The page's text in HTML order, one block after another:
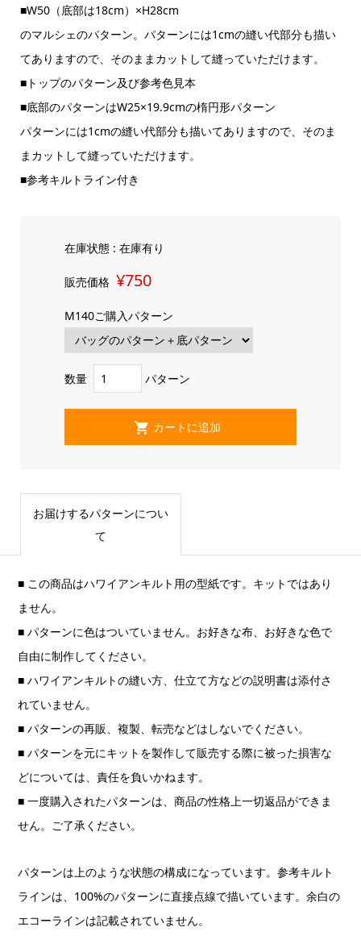
■W50（底部は18cm）×H28cm
のマルシェのパターン。パターンには1cmの縫い代部分も描い
てありますので、そのままカットして縫っていただけます。
■トップのパターン及び参考色見本
■底部のパターンはW25×19.9cmの楕円形パターン
パターンには1cmの縫い代部分も描いてありますので、そのま
まカットして縫っていただけます。
■参考キルトライン付き
在庫状態 : 在庫有り
販売価格 ¥750
M140ご購入パターン
数量 パターン
お届けするパターンについ
て
■ この商品はハワイアンキルト用の型紙です。キットではあり
ません。
■ パターンに色はついていません。お好きな布、お好きな色で
自由に制作してください。
■ ハワイアンキルトの縫い方、仕立て方などの説明書は添付さ
れていません。
■ パターンの再販、複製、転売などはしないでください。
■ パターンを元にキットを製作して販売する際に被った損害な
どについては、責任を負いかねます。
■ 一度購入されたパターンは、商品の性格上一切返品ができま
せん。ご了承ください。
パターンは上のような状態の構成になっています。参考キルト
ラインは、100%のパターンに直接点線で描いています。余白の
エコーラインは記載されていません。